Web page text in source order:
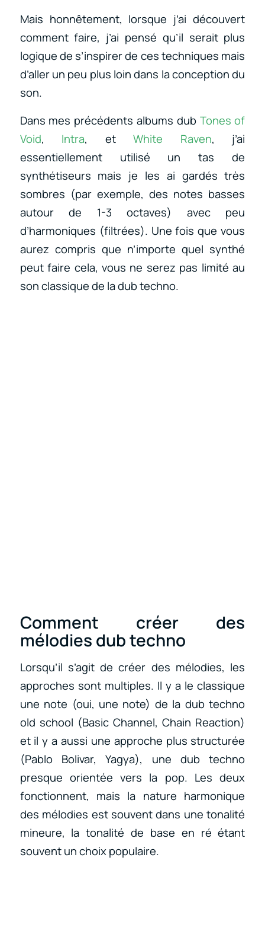
Mais honnêtement, lorsque j’ai découvert
comment faire, j’ai pensé qu’il serait plus
logique de s’inspirer de ces techniques mais
d’aller un peu plus loin dans la conception du
son.
Dans mes précédents albums dub Tones of
Void, Intra, etWhite Raven, j’ai
essentiellement utilisé un tas de
synthétiseurs mais je les ai gardés très
sombres (par exemple, des notes basses
autour de 1-3 octaves) avec peu
d’harmoniques (filtrées). Une fois que vous
aurez compris que n’importe quel synthé
peut faire cela, vous ne serez pas limité au
son classique de la dub techno.
Comment créer des
mélodies dub techno
Lorsqu’il s’agit de créer des mélodies, les
approches sont multiples. Il y a le classique
une note (oui, une note) de la dub techno
old school (Basic Channel, Chain Reaction)
et il y a aussi une approche plus structurée
(Pablo Bolivar, Yagya), une dub techno
presque orientée vers la pop. Les deux
fonctionnent, mais la nature harmonique
des mélodies est souvent dans une tonalité
mineure, la tonalité de base en ré étant
souvent un choix populaire.